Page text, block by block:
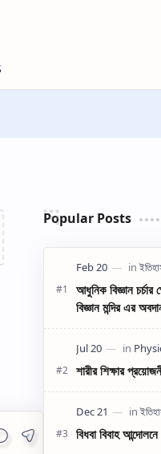
Popular Posts
আধুনিক বিজ্ঞান চর্চার
বিজ্ঞান মন্দির এর
শারীর শিক্ষার
বিধবা বিবাহ